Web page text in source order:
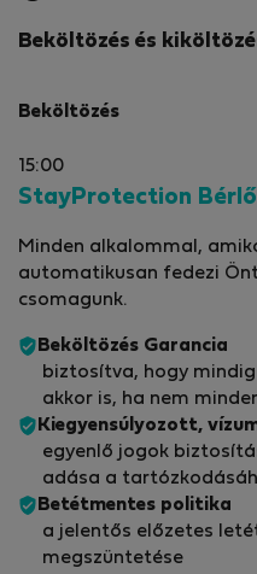
Beköltözés és
Beköltözés
15:00
StayProtection
Minden alkalommal,
automatikusan fedezi
csomagunk.
Beköltözés Garancia
biztosítva, hogy
akkor is, ha nem
Kiegyensúlyozott,
egyenlő jogok
adása a
Betétmentes politika
a jelentős előzetes
megszüntetése